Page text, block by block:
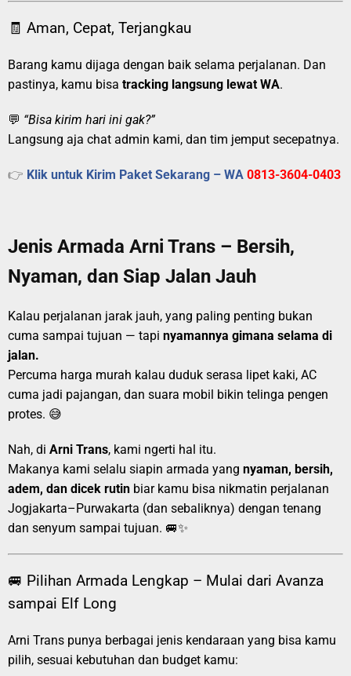
🧾 Aman, Cepat, Terjangkau
Barang kamu dijaga dengan baik selama perjalanan. Dan
pastinya, kamu bisa tracking langsung lewat WA.
💬 “Bisa kirim hari ini gak?”
Langsung aja chat admin kami, dan tim jemput secepatnya.
👉 Klik untuk Kirim Paket Sekarang – WA 0813-3604-0403
Jenis Armada Arni Trans – Bersih,
Nyaman, dan Siap Jalan Jauh
Kalau perjalanan jarak jauh, yang paling penting bukan
cuma sampai tujuan — tapi nyamannya gimana selama di
jalan.
Percuma harga murah kalau duduk serasa lipet kaki, AC
cuma jadi pajangan, dan suara mobil bikin telinga pengen
protes. 😅
Nah, di Arni Trans, kami ngerti hal itu.
Makanya kami selalu siapin armada yang nyaman, bersih,
adem, dan dicek rutin biar kamu bisa nikmatin perjalanan
Jogjakarta–Purwakarta (dan sebaliknya) dengan tenang
dan senyum sampai tujuan. 🚐✨
🚐 Pilihan Armada Lengkap – Mulai dari Avanza
sampai Elf Long
Arni Trans punya berbagai jenis kendaraan yang bisa kamu
pilih, sesuai kebutuhan dan budget kamu: